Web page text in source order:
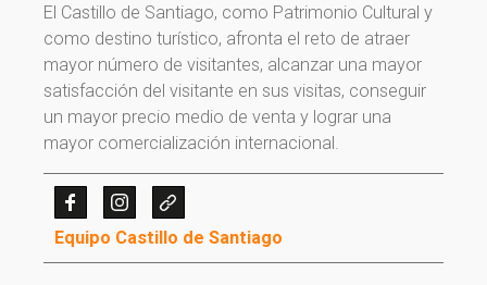
¡Gracias por suscribirte a
El Castillo de Santiago, como Patrimonio Cultural y
como destino turístico, afronta el reto de atraer
mayor número de visitantes, alcanzar una mayor
satisfacción del visitante en sus visitas, conseguir
un mayor precio medio de venta y lograr una
mayor comercialización internacional.
Equipo Castillo de Santiago